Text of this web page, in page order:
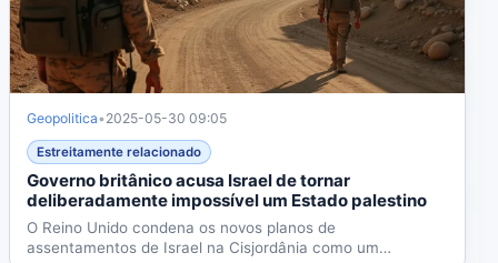
Geopolitica• 2025-05-30 09:05
Estreitamente relacionado
Governo britânico acusa Israel de tornar
deliberadamente impossível um Estado palestino
O Reino Unido condena os novos planos de
assentamentos de Israel na Cisjordânia como um